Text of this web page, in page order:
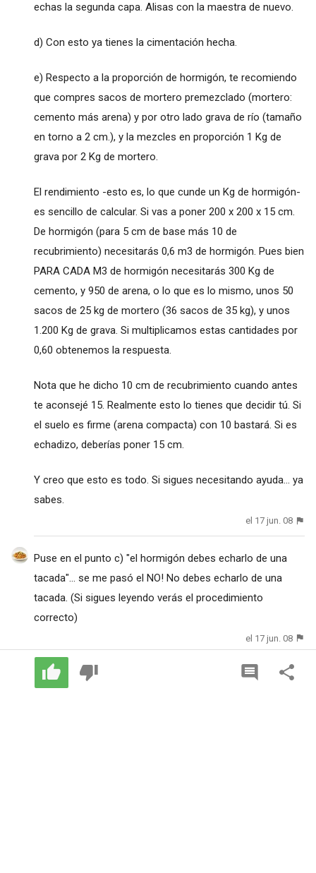
echas la segunda capa. Alisas con la maestra de nuevo.
d) Con esto ya tienes la cimentación hecha.
e) Respecto a la proporción de hormigón, te recomiendo
que compres sacos de mortero premezclado (mortero:
cemento más arena) y por otro lado grava de río (tamaño
en torno a 2 cm.), y la mezcles en proporción 1 Kg de
grava por 2 Kg de mortero.
El rendimiento -esto es, lo que cunde un Kg de hormigón-
es sencillo de calcular. Si vas a poner 200 x 200 x 15 cm.
De hormigón (para 5 cm de base más 10 de
recubrimiento) necesitarás 0,6 m3 de hormigón. Pues bien
PARA CADA M3 de hormigón necesitarás 300 Kg de
cemento, y 950 de arena, o lo que es lo mismo, unos 50
sacos de 25 kg de mortero (36 sacos de 35 kg), y unos
1.200 Kg de grava. Si multiplicamos estas cantidades por
0,60 obtenemos la respuesta.
Nota que he dicho 10 cm de recubrimiento cuando antes
te aconsejé 15. Realmente esto lo tienes que decidir tú. Si
el suelo es firme (arena compacta) con 10 bastará. Si es
echadizo, deberías poner 15 cm.
Y creo que esto es todo. Si sigues necesitando ayuda... ya
sabes.
el 17 jun. 08
Puse en el punto c) "el hormigón debes echarlo de una
tacada"... se me pasó el NO! No debes echarlo de una
tacada. (Si sigues leyendo verás el procedimiento
correcto)
el 17 jun. 08